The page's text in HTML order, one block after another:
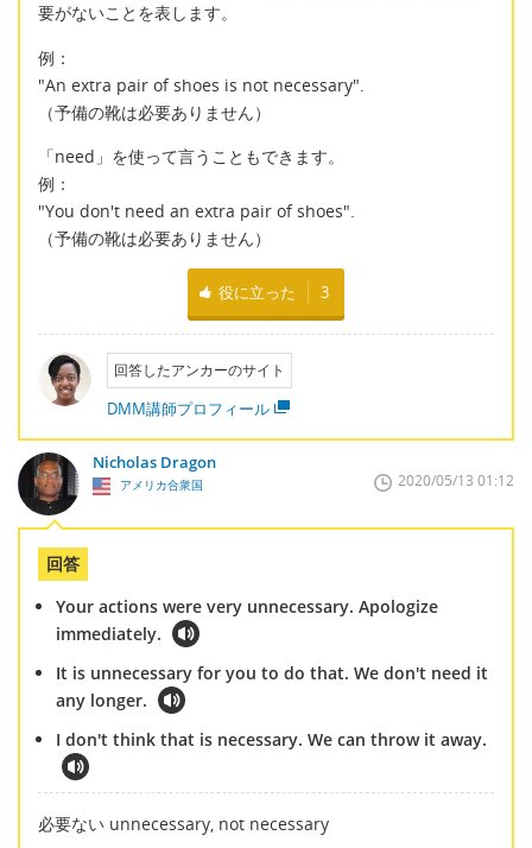
要がないことを表します。
例：
"An extra pair of shoes is not necessary".
（予備の靴は必要ありません）
「need」を使って言うこともできます。
例：
"You don't need an extra pair of shoes".
（予備の靴は必要ありません）
役に立った 3
回答したアンカーのサイト
DMM講師プロフィール
Nicholas Dragon
アメリカ合衆国 2020/05/13 01:12
回答
Your actions were very unnecessary. Apologize
immediately.
It is unnecessary for you to do that. We don't need it
any longer.
I don't think that is necessary. We can throw it away.
必要ない unnecessary, not necessary